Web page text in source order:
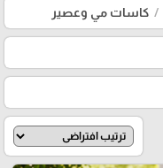
كاسات مي وعصير